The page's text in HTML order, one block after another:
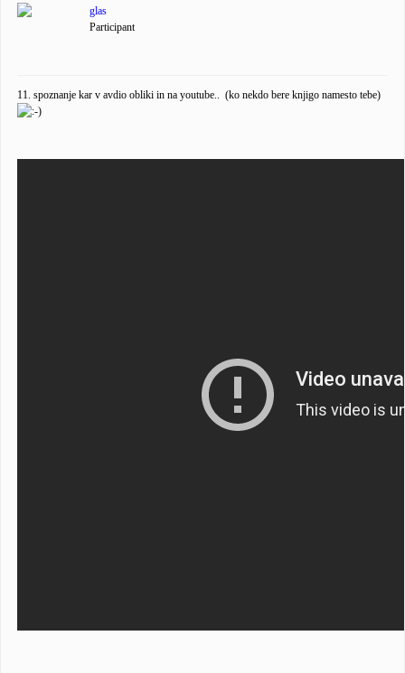
glas
Participant
11. spoznanje kar v avdio obliki in na youtube.. (ko nekdo bere knjigo namesto tebe)